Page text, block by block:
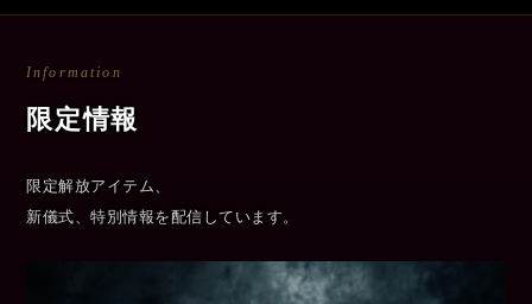
Information
限定情報
限定解放アイテム、
新儀式、特別情報を配信しています。